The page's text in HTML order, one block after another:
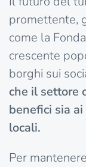
promettente,
come la
crescente
borghi sui
che il settore
benefici sia
locali.
Per